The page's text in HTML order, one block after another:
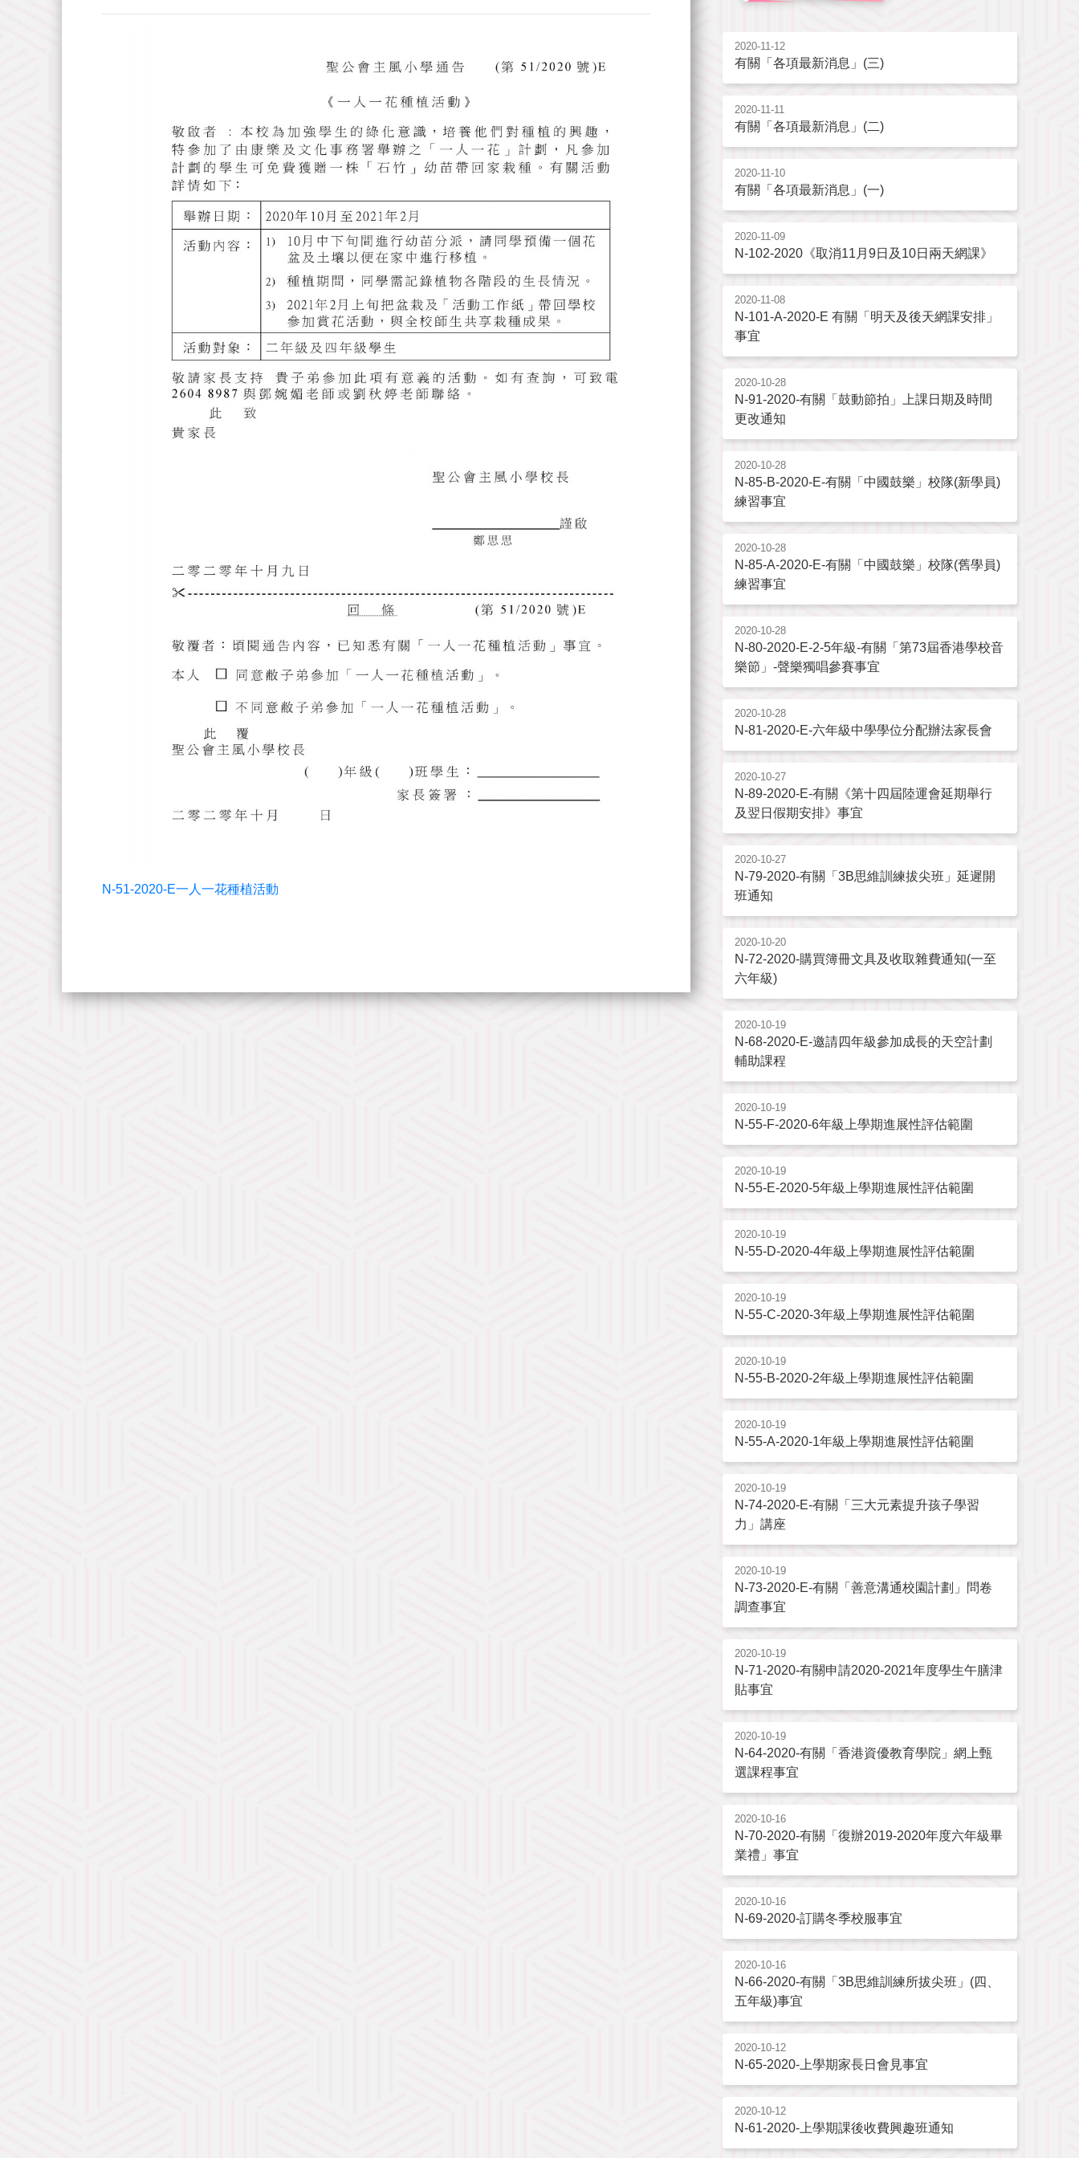
N-51-2020-E一人一花種植活動
2020-11-12
有關「各項最新消息」(三)
2020-11-11
有關「各項最新消息」(二)
2020-11-10
有關「各項最新消息」(一)
2020-11-09
N-102-2020《取消11月9日及10日兩天網課》
2020-11-08
N-101-A-2020-E 有關「明天及後天網課安排」
事宜
2020-10-28
N-91-2020-有關「鼓動節拍」上課日期及時間
更改通知
2020-10-28
N-85-B-2020-E-有關「中國鼓樂」校隊(新學員)
練習事宜
2020-10-28
N-85-A-2020-E-有關「中國鼓樂」校隊(舊學員)
練習事宜
2020-10-28
N-80-2020-E-2-5年級-有關「第73屆香港學校音
樂節」-聲樂獨唱參賽事宜
2020-10-28
N-81-2020-E-六年級中學學位分配辦法家長會
2020-10-27
N-89-2020-E-有關《第十四屆陸運會延期舉行
及翌日假期安排》事宜
2020-10-27
N-79-2020-有關「3B思維訓練拔尖班」延遲開
班通知
2020-10-20
N-72-2020-購買簿冊文具及收取雜費通知(一至
六年級)
2020-10-19
N-68-2020-E-邀請四年級參加成長的天空計劃
輔助課程
2020-10-19
N-55-F-2020-6年級上學期進展性評估範圍
2020-10-19
N-55-E-2020-5年級上學期進展性評估範圍
2020-10-19
N-55-D-2020-4年級上學期進展性評估範圍
2020-10-19
N-55-C-2020-3年級上學期進展性評估範圍
2020-10-19
N-55-B-2020-2年級上學期進展性評估範圍
2020-10-19
N-55-A-2020-1年級上學期進展性評估範圍
2020-10-19
N-74-2020-E-有關「三大元素提升孩子學習
力」講座
2020-10-19
N-73-2020-E-有關「善意溝通校園計劃」問卷
調查事宜
2020-10-19
N-71-2020-有關申請2020-2021年度學生午膳津
貼事宜
2020-10-19
N-64-2020-有關「香港資優教育學院」網上甄
選課程事宜
2020-10-16
N-70-2020-有關「復辦2019-2020年度六年級畢
業禮」事宜
2020-10-16
N-69-2020-訂購冬季校服事宜
2020-10-16
N-66-2020-有關「3B思維訓練所拔尖班」(四、
五年級)事宜
2020-10-12
N-65-2020-上學期家長日會見事宜
2020-10-12
N-61-2020-上學期課後收費興趣班通知